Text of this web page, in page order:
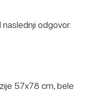
odgovor:
57x78 cm, bele